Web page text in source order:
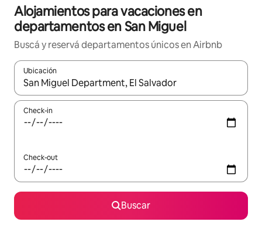
Alojamientos para vacaciones en
departamentos en San Miguel
Buscá y reservá departamentos únicos en Airbnb
Ubicación
Cuando los resultados estén disponibles, navegá con las
Check-in
Check-out
Buscar